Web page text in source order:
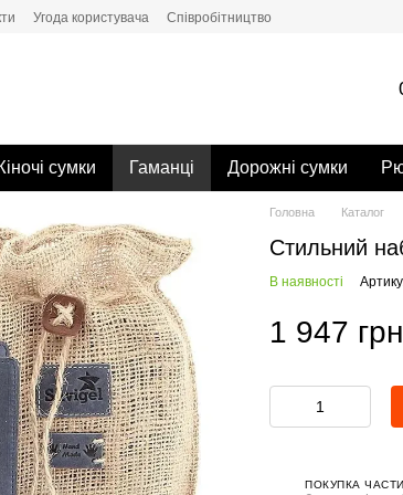
Угода користувача Cпівробітництво
сумки Гаманці Дорожні сумки
Головна Каталог
Стильний
В наявності
1 947 грн
ПОКУПКА